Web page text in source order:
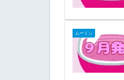
ムーミン